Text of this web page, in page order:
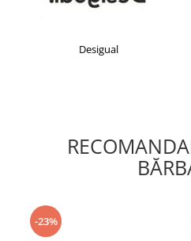
Desigual
-23%